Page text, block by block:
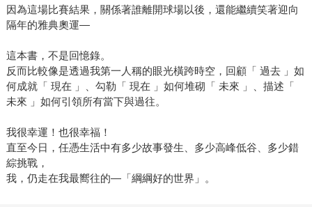
因為這場比賽結果，關係著誰離開球場以後，還能繼續笑著迎向
隔年的雅典奧運—
這本書，不是回憶錄。
反而比較像是透過我第一人稱的眼光橫跨時空，回顧「 過去 」如
何成就「 現在 」、勾勒「 現在 」如何堆砌「 未來 」、描述「
未來 」如何引領所有當下與過往。
我很幸運！也很幸福！
直至今日，任憑生活中有多少故事發生、多少高峰低谷、多少錯
綜挑戰，
我，仍走在我最嚮往的—「綱綱好的世界」。